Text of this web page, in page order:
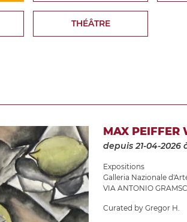
THÉÂTRE
MAX PEIFFER
depuis 21-04-2026
Expositions
Galleria Nazionale
VIA ANTONIO
Curated by Gregor H.